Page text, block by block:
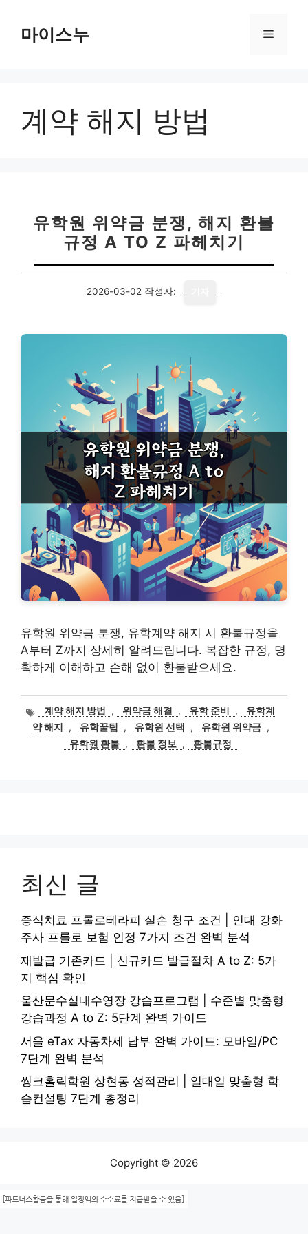
마이스누 메
계약 해지 방법
유학원 위약금 분쟁, 해지 환불
규정 A TO Z 파헤치기
2026-03-02 작성자:
유학원 위약금 분쟁, 유학계약 해지 시 환불규정을
A부터 Z까지 상세히 알려드립니다. 복잡한 규정, 명
확하게 이해하고 손해 없이 환불받으세요.
태
그
계약 해지 방법 , 위약금 해결 , 유학 준비 ,
유학계
약 해지
, 유학꿀팁 , 유학원 선택 , 유학원 위약금 ,
유학원 환불 , 환불 정보 , 환불규정
최신 글
증식치료 프롤로테라피 실손 청구 조건 | 인대 강화
주사 프롤로 보험 인정 7가지 조건 완벽 분석
재발급 기존카드 | 신규카드 발급절차 A to Z: 5가
지 핵심 확인
울산문수실내수영장 강습프로그램 | 수준별 맞춤형
강습과정 A to Z: 5단계 완벽 가이드
서울 eTax 자동차세 납부 완벽 가이드: 모바일/PC
7단계 완벽 분석
씽크홀릭학원 상현동 성적관리 | 일대일 맞춤형 학
습컨설팅 7단계 총정리
Copyright © 2026